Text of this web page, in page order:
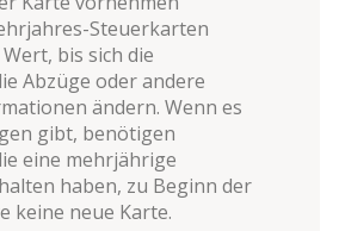
Steuerkarten
bis sich die
Abzüge oder andere
ändern. Wenn es
gibt, benötigen
eine mehrjährige
haben, zu Beginn der
keine neue Karte.